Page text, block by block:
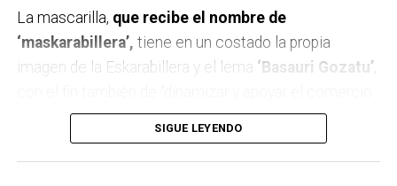
19:00 Txitxarrillo con PÉRGOLA en la plaza Mojaparte.
19:00 Pintxo solidario en favor de Paula Rodríguez en
la plaza San Pedro.
favor de Paula Rodríguez.
19:00 Campeonato de zurrakapote intercuadrillas en
la carpa de Solobarria.
La mascarilla, que recibe el nombre de
‘maskarabillera’, tiene en un costado la propia
imagen de la Eskarabillera y el lema ‘Basauri Gozatu’
local en estos duros momentos”, han explicado desde
la Asociación. Se trata de una mascarilla homologada
de neoprenodisponibles en tres tamaños y
SIGUE LEYENDO